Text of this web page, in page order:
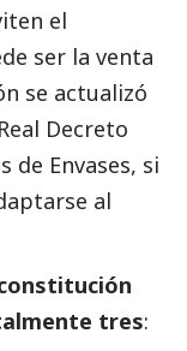
el
ser la venta
se actualizó
Decreto
de Envases, si
al
tres: